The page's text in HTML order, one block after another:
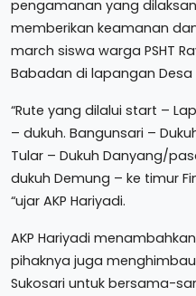
pengamanan yang
memberikan keamanan
march siswa warga PSHT
Babadan di lapangan Desa
“Rute yang dilalui start –
– dukuh. Bangunsari –
Tular – Dukuh Danyang/
dukuh Demung – ke timur
“ujar AKP Hariyadi.
AKP Hariyadi
pihaknya juga
Sukosari untuk bersama-